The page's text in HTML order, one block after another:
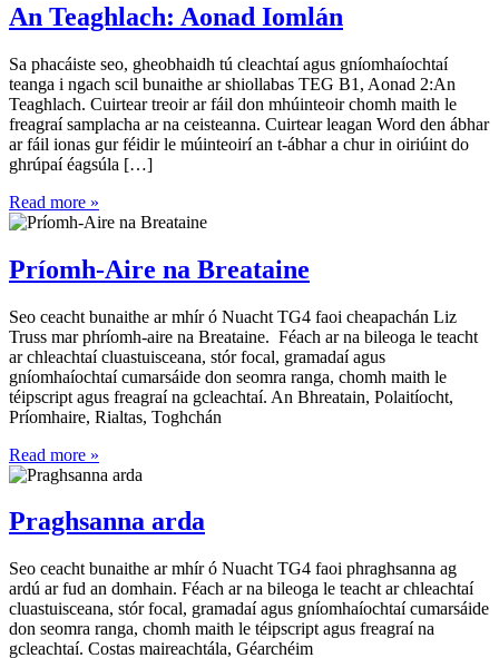
An Teaghlach: Aonad Iomlán
Sa phacáiste seo, gheobhaidh tú cleachtaí agus gníomhaíochtaí
teanga i ngach scil bunaithe ar shiollabas TEG B1, Aonad 2:An
Teaghlach. Cuirtear treoir ar fáil don mhúinteoir chomh maith le
freagraí samplacha ar na ceisteanna. Cuirtear leagan Word den ábhar
ar fáil ionas gur féidir le múinteoirí an t-ábhar a chur in oiriúint do
ghrúpaí éagsúla […]
Read more »
Príomh-Aire na Breataine
Seo ceacht bunaithe ar mhír ó Nuacht TG4 faoi cheapachán Liz
Truss mar phríomh-aire na Breataine. Féach ar na bileoga le teacht
ar chleachtaí cluastuisceana, stór focal, gramadaí agus
gníomhaíochtaí cumarsáide don seomra ranga, chomh maith le
téipscript agus freagraí na gcleachtaí. An Bhreatain, Polaitíocht,
Príomhaire, Rialtas, Toghchán
Read more »
Praghsanna arda
Seo ceacht bunaithe ar mhír ó Nuacht TG4 faoi phraghsanna ag
ardú ar fud an domhain. Féach ar na bileoga le teacht ar chleachtaí
cluastuisceana, stór focal, gramadaí agus gníomhaíochtaí cumarsáide
don seomra ranga, chomh maith le téipscript agus freagraí na
gcleachtaí. Costas maireachtála, Géarchéim